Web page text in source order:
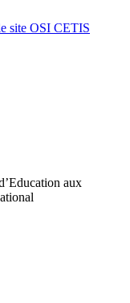
site OSI CETIS
aux